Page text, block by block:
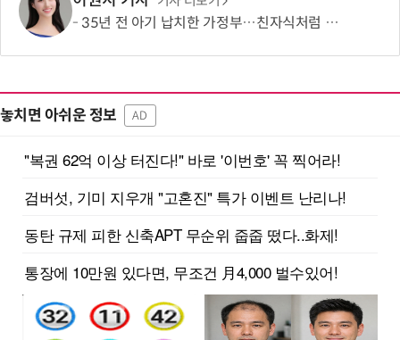
35년 전 아기 납치한 가정부…친자식처럼 키워서? '징역 3년' 논란
놓치면 아쉬운 정보 AD